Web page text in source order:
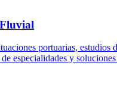
portuarias, estudios
especialidades y